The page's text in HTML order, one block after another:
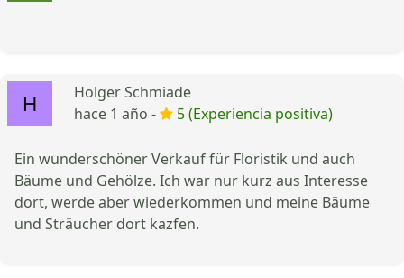
Holger Schmiade
hace 1 año -
5 (Experiencia positiva)
Ein wunderschöner Verkauf für Floristik und auch
Bäume und Gehölze. Ich war nur kurz aus Interesse
dort, werde aber wiederkommen und meine Bäume
und Sträucher dort kazfen.